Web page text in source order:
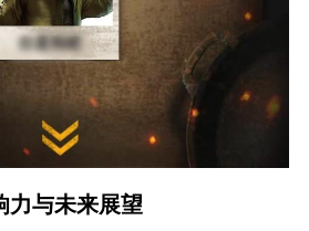
力与未来展望